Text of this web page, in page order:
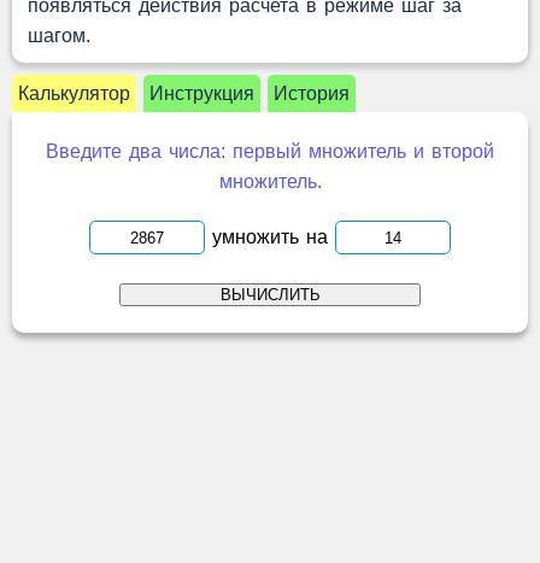
появляться действия расчета в режиме шаг за
шагом.
Калькулятор Инструкция История
Введите два числа: первый множитель и второй
множитель.
умножить на